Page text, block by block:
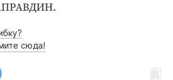
сюда!